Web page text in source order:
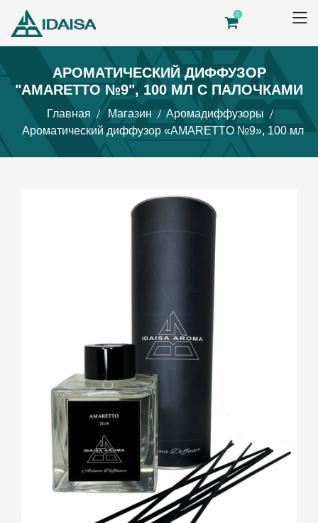
0
АРОМАТИЧЕСКИЙ ДИФФУЗОР
"AMARETTO №9", 100 МЛ С ПАЛОЧКАМИ
Главная Магазин
Аромадиффузоры
Ароматический диффузор «AMARETTO №9», 100 мл